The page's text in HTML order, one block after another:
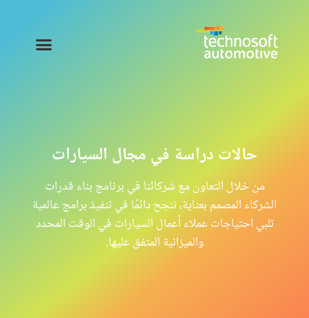
حالات دراسة في مجال السيارات
من خلال التعاون مع شركائنا في برنامج بناء قدرات
الشركاء المصمم بعناية، ننجح دائمًا في تنفيذ برامج عالمية
تلبي احتياجات عملاء أعمال السيارات في الوقت المحدد
والميزانية المتفق عليها.